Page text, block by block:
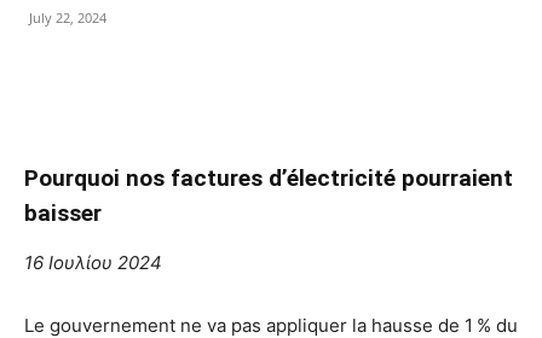
July 22, 2024
Pourquoi nos factures d’électricité pourraient
baisser
16 Ιουλίου 2024
Le gouvernement ne va pas appliquer la hausse de 1 % du